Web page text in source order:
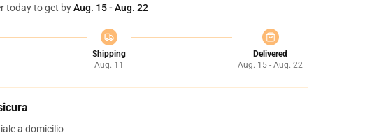
today to get byAug. 15 - Aug. 22
Shipping
Aug. 11
Delivered
Aug. 15 - Aug. 22
a domicilio